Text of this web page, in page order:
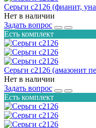
Серьги с2126 (фианит,
Нет в наличии
Задать вопрос
Есть комплект
Серьги с2126 (амазонит
Нет в наличии
Задать вопрос
Есть комплект